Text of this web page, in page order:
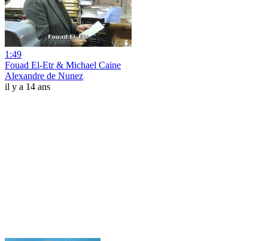
1:49
Fouad El-Etr & Michael Caine
Alexandre de Nunez
il y a 14 ans